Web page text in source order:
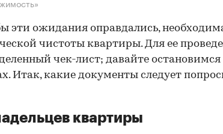
эти ожидания оправдались,
чистоты квартиры. Для ее
чек-лист; давайте остановимся
Итак, какие документы следует
квартиры